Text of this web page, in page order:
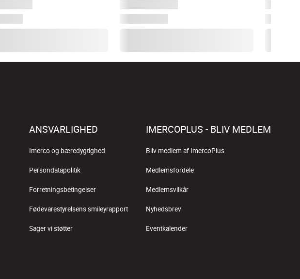
ANSVARLIGHED
Imerco og bæredygtighed
Persondatapolitik
Forretningsbetingelser
Fødevarestyrelsens smileyrapport
Sager vi støtter
IMERCOPLUS - BLIV MEDLEM
Bliv medlem af ImercoPlus
Medlemsfordele
Medlemsvilkår
Nyhedsbrev
Eventkalender